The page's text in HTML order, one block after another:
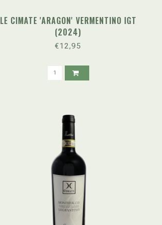
LE CIMATE 'ARAGON' VERMENTINO IGT
(2024)
€12,95